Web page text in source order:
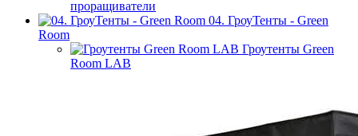
проращиватели
04. ГроуТенты - Green
Room
Гроутенты Green
Room LAB